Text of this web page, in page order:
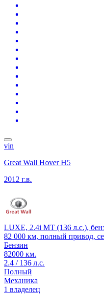
vin
Great Wall Hover H5
2012 г.в.
LUXE, 2.4i MT (136 л.с.),
82 000 км, полный привод,
Бензин
82000 км.
2.4 / 136 л.с.
Полный
Механика
1 владелец